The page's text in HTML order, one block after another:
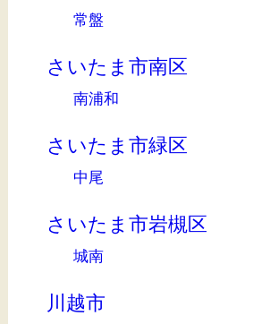
常盤
さいたま市南区
南浦和
さいたま市緑区
中尾
さいたま市岩槻区
城南
川越市